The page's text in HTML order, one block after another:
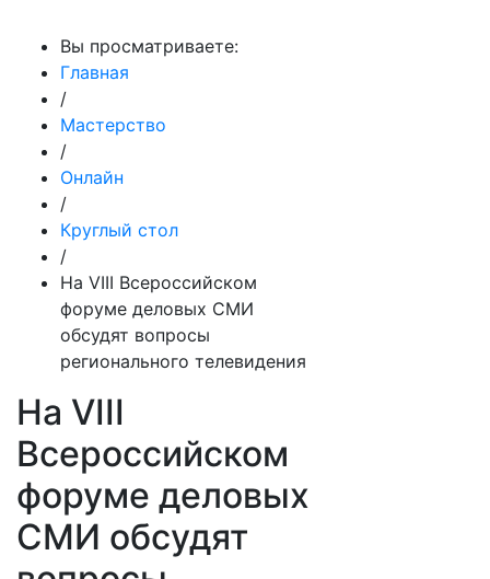
Вы просматриваете:
Главная
/
Мастерство
/
Онлайн
/
Круглый стол
/
На VIII Всероссийском
форуме деловых СМИ
обсудят вопросы
регионального телевидения
На VIII
Всероссийском
форуме деловых
СМИ обсудят